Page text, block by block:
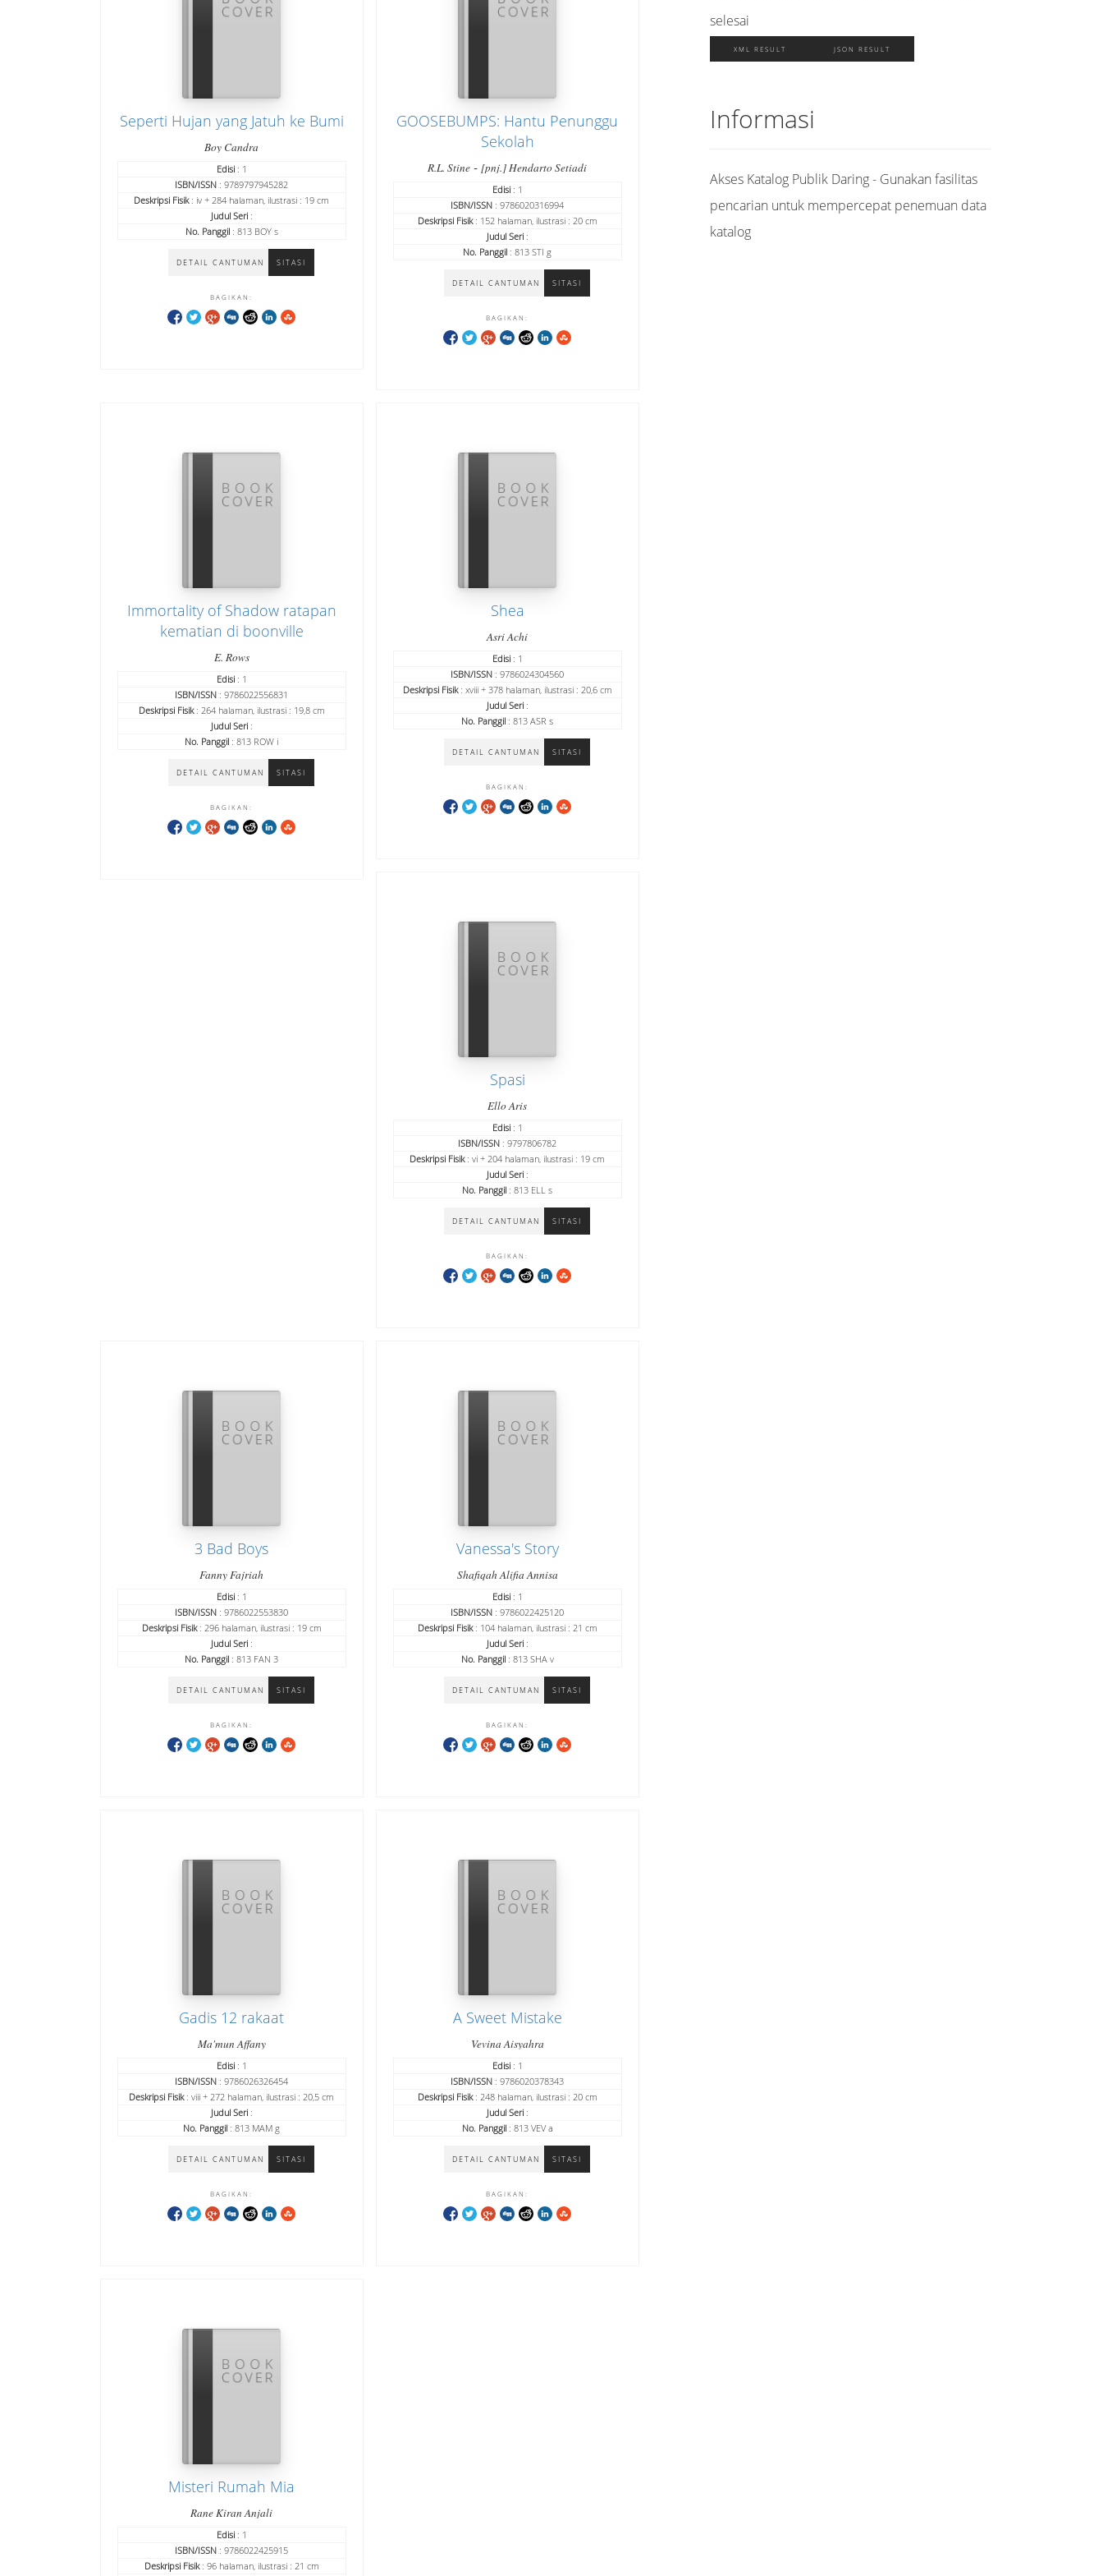
Seperti Hujan yang Jatuh ke Bumi
Boy Candra
Edisi: 1
ISBN/ISSN : 9789797945282
Deskripsi Fisik: iv + 284 halaman, ilustrasi : 19 cm
Judul Seri:
No. Panggil: 813 BOY s
DETAIL CANTUMAN SITASI
BAGIKAN:
GOOSEBUMPS: Hantu Penunggu
Sekolah
R.L. Stine - [pnj.] Hendarto Setiadi
Edisi: 1
ISBN/ISSN : 9786020316994
Deskripsi Fisik: 152 halaman, ilustrasi : 20 cm
Judul Seri:
No. Panggil : 813 STI g
DETAIL CANTUMAN SITASI
BAGIKAN:
Immortality of Shadow ratapan
kematian di boonville
E. Rows
Edisi: 1
ISBN/ISSN : 9786022556831
Deskripsi Fisik: 264 halaman, ilustrasi : 19,8 cm
Judul Seri:
No. Panggil : 813 ROW i
DETAIL CANTUMAN SITASI
BAGIKAN:
Shea
Asri Achi
Edisi: 1
ISBN/ISSN : 9786024304560
Deskripsi Fisik: xviii + 378 halaman, ilustrasi : 20,6 cm
Judul Seri:
No. Panggil : 813 ASR s
DETAIL CANTUMAN SITASI
BAGIKAN:
Spasi
Ello Aris
Edisi: 1
ISBN/ISSN : 9797806782
Deskripsi Fisik: vi + 204 halaman, ilustrasi : 19 cm
Judul Seri:
No. Panggil : 813 ELL s
DETAIL CANTUMAN SITASI
BAGIKAN:
3 Bad Boys
Fanny Fajriah
Edisi: 1
ISBN/ISSN : 9786022553830
Deskripsi Fisik: 296 halaman, ilustrasi : 19 cm
Judul Seri:
No. Panggil : 813 FAN 3
DETAIL CANTUMAN SITASI
BAGIKAN:
Vanessa's Story
Shafiqah Alifia Annisa
Edisi: 1
ISBN/ISSN : 9786022425120
Deskripsi Fisik: 104 halaman, ilustrasi : 21 cm
Judul Seri:
No. Panggil: 813 SHA v
DETAIL CANTUMAN SITASI
BAGIKAN:
Gadis 12 rakaat
Ma'mun Affany
Edisi: 1
ISBN/ISSN : 9786026326454
Deskripsi Fisik: viii + 272 halaman, ilustrasi : 20,5 cm
Judul Seri:
No. Panggil : 813 MAM g
DETAIL CANTUMAN SITASI
BAGIKAN:
A Sweet Mistake
Vevina Aisyahra
Edisi: 1
ISBN/ISSN : 9786020378343
Deskripsi Fisik: 248 halaman, ilustrasi : 20 cm
Judul Seri:
No. Panggil: 813 VEV a
DETAIL CANTUMAN SITASI
BAGIKAN:
Misteri Rumah Mia
Rane Kiran Anjali
Edisi: 1
ISBN/ISSN : 9786022425915
Deskripsi Fisik: 96 halaman, ilustrasi : 21 cm
selesai
XML RESULT JSON RESULT
Informasi
Akses Katalog Publik Daring - Gunakan fasilitas
pencarian untuk mempercepat penemuan data
katalog